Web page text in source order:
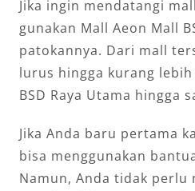
Jika ingin mendatangi
gunakan Mall Aeon Mall
patokannya. Dari mall
lurus hingga kurang
BSD Raya Utama hingga
Jika Anda baru pertama
bisa menggunakan
Namun, Anda tidak perlu